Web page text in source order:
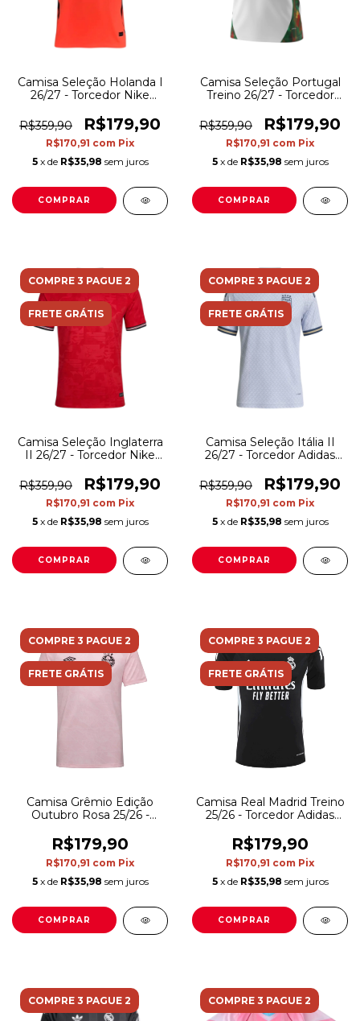
Camisa Seleção Holanda I
26/27 - Torcedor Nike
R$359,90
R$179,90
R$170,91 com Pix
5 x de R$35,98 sem juros
COMPRAR
Camisa Seleção Portugal
Treino 26/27 - Torcedor
com detalhes em verde e
vermelho
R$359,90 R$179,90
R$170,91 com Pix
5 x de R$35,98 sem juros
COMPRAR
COMPRE 3 PAGUE 2
FRETE GRÁTIS
Camisa Seleção Inglaterra
II 26/27 - Torcedor Nike
detalhes em azul
R$359,90 R$179,90
R$170,91 com Pix
5 x de R$35,98 sem juros
COMPRAR
COMPRE 3 PAGUE 2
FRETE GRÁTIS
Camisa Seleção Itália II
26/27 - Torcedor Adidas
detalhes em azul
R$359,90 R$179,90
R$170,91 com Pix
5 x de R$35,98 sem juros
COMPRAR
COMPRE 3 PAGUE 2
FRETE GRÁTIS
Camisa Grêmio Edição
Outubro Rosa 25/26 -
Masculina - Rosa
R$179,90
R$170,91 com Pix
5 x de R$35,98 sem juros
COMPRAR
COMPRE 3 PAGUE 2
FRETE GRÁTIS
Camisa Real Madrid Treino
25/26 - Torcedor Adidas
R$179,90
R$170,91 com Pix
5 x de R$35,98 sem juros
COMPRAR
COMPRE 3 PAGUE 2 COMPRE 3 PAGUE 2